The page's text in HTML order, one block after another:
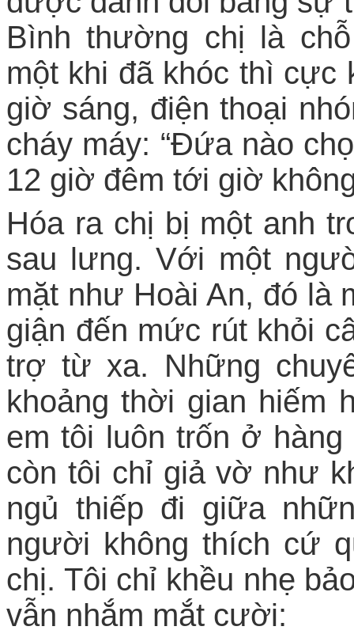
Bình thường chị là
một khi đã khóc thì cực
giờ sáng, điện thoại
cháy máy: “Đứa nào
12 giờ đêm tới giờ
Hóa ra chị bị một anh
sau lưng. Với một
mặt như Hoài An, đó là
giận đến mức rút khỏi
trợ từ xa. Những
khoảng thời gian hiếm
em tôi luôn trốn ở
còn tôi chỉ giả vờ như
ngủ thiếp đi giữa
người không thích cứ
chị. Tôi chỉ khều nhẹ
vẫn nhắm mắt cười: